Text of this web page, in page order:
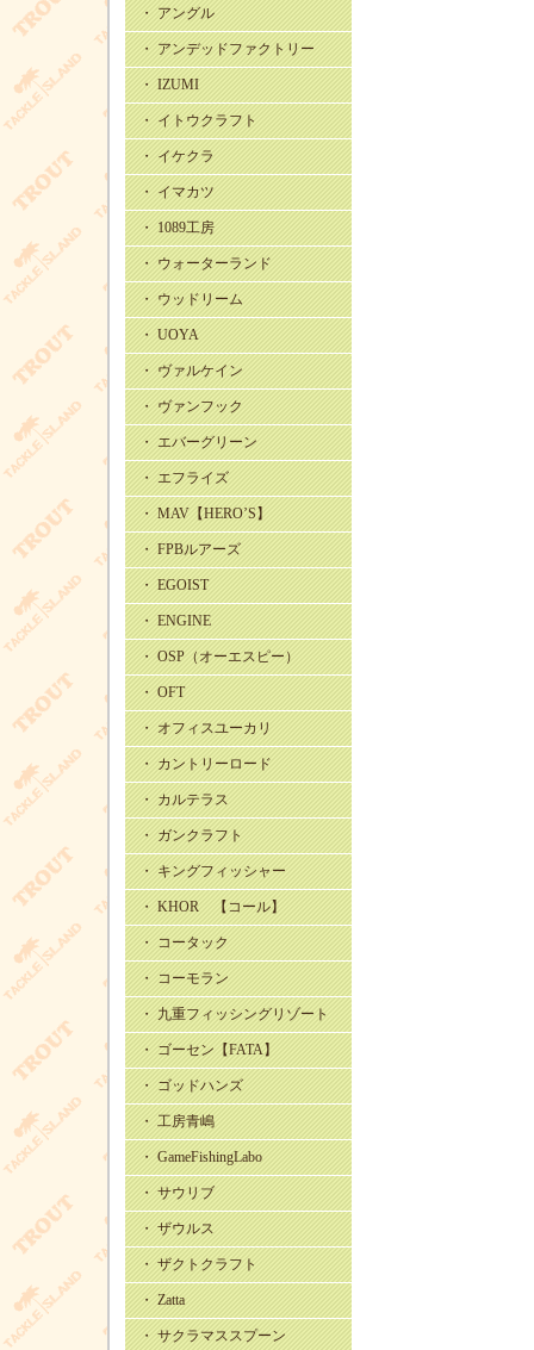
・ アングル
・ アンデッドファクトリー
・ IZUMI
・ イトウクラフト
・ イケクラ
・ イマカツ
・ 1089工房
・ ウォーターランド
・ ウッドリーム
・ UOYA
・ ヴァルケイン
・ ヴァンフック
・ エバーグリーン
・ エフライズ
・ MAV【HERO’S】
・ FPBルアーズ
・ EGOIST
・ ENGINE
・ OSP（オーエスピー）
・ OFT
・ オフィスユーカリ
・ カントリーロード
・ カルテラス
・ ガンクラフト
・ キングフィッシャー
・ KHOR 【コール】
・ コータック
・ コーモラン
・ 九重フィッシングリゾート
・ ゴーセン【FATA】
・ ゴッドハンズ
・ 工房青嶋
・ GameFishingLabo
・ サウリブ
・ ザウルス
・ ザクトクラフト
・ Zatta
・ サクラマススプーン